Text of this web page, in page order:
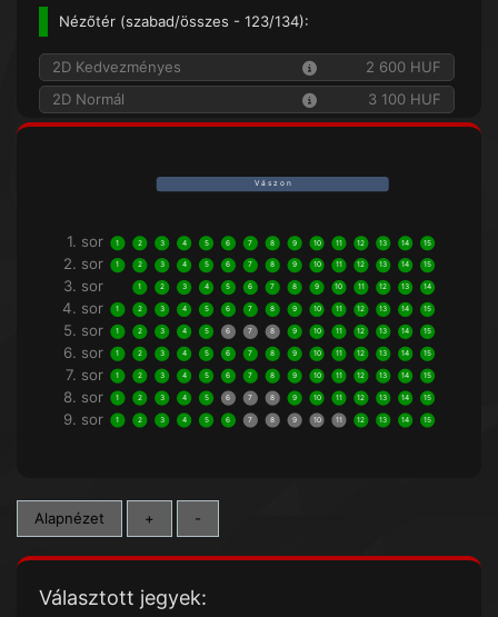
Nézőtér (szabad/összes - 123/134):
2D Kedvezményes
2 600 HUF
2D Normál
3 100 HUF
V á s z o n
1. sor 1 2 3 4 5 6 7 8 9 10 11 12 13 14 15
2. sor 1 2 3 4 5 6 7 8 9 10 11 12 13 14 15
3. sor 1 2 3 4 5 6 7 8 9 10 11 12 13 14
4. sor 1 2 3 4 5 6 7 8 9 10 11 12 13 14 15
5. sor 1 2 3 4 5 6 7 8 9 10 11 12 13 14 15
6. sor 1 2 3 4 5 6 7 8 9 10 11 12 13 14 15
7. sor 1 2 3 4 5 6 7 8 9 10 11 12 13 14 15
8. sor 1 2 3 4 5 6 7 8 9 10 11 12 13 14 15
9. sor 1 2 3 4 5 6 7 8 9 10 11 12 13 14 15
Alapnézet + -
Választott jegyek: